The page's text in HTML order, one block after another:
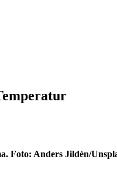
Foto: Anders Jildén/